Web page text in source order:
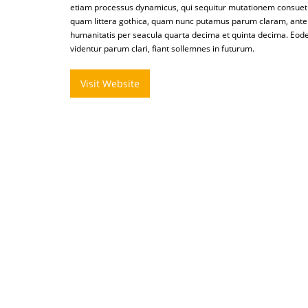
etiam processus dynamicus, qui sequitur mutationem
quam littera gothica, quam nunc putamus parum claram,
humanitatis per seacula quarta decima et quinta decima.
videntur parum clari, fiant sollemnes in futurum.
Visit Website